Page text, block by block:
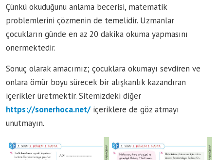
Çünkü okuduğunu anlama becerisi, matematik
problemlerini çözmenin de temelidir. Uzmanlar
çocukların günde en az 20 dakika okuma yapmasını
önermektedir.
Sonuç olarak amacımız; çocuklara okumayı sevdiren ve
onlara ömür boyu sürecek bir alışkanlık kazandıran
içerikler üretmektir. Sitemizdeki diğer
https://sonerhoca.net/içeriklere de göz atmayı
unutmayın.